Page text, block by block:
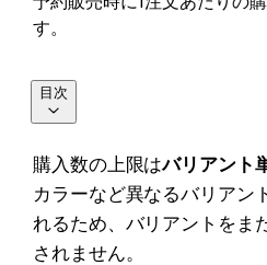
す。
購入数の上限はバリアント
カラーなど異なるバリアン
れるため、バリアントをま
されません。
目次